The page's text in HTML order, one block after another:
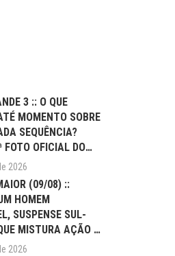
3 :: O QUE
MOMENTO SOBRE
SEQUÊNCIA?
FOTO OFICIAL DO
2026
(09/08) ::
HOMEM
SUSPENSE SUL-
MISTURA AÇÃO E
2026